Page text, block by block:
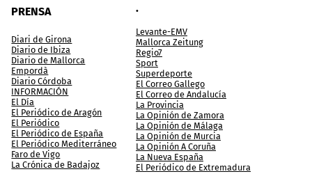
PRENSA
Diari de Girona
Diario de Ibiza
Diario de Mallorca
Empordà
Diario Córdoba
INFORMACIÓN
El Día
El Periódico de Aragón
El Periódico
El Periódico de España
El Periódico Mediterráneo
Faro de Vigo
La Crónica de Badajoz
.
Levante-EMV
Mallorca Zeitung
Regio7
Sport
Superdeporte
El Correo Gallego
El Correo de Andalucía
La Provincia
La Opinión de Zamora
La Opinión de Málaga
La Opinión de Murcia
La Opinión A Coruña
La Nueva España
El Periódico de Extremadura